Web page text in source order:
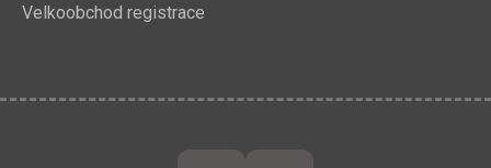
Velkoobchod registrace